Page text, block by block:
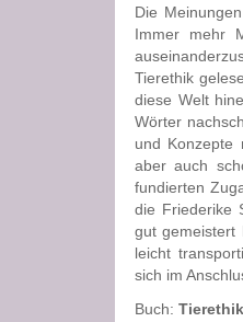
Die
Immer mehr
Tierethik
diese Welt
Wörter
und Konzepte
aber auch
fundierten
die Friederike
gut gemeistert
leicht
sich im
Buch: